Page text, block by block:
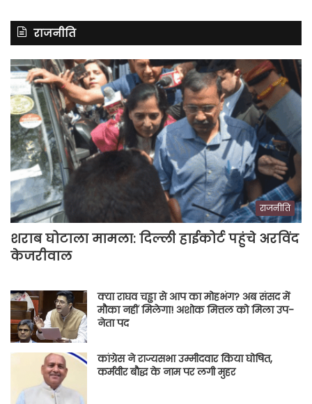
राजनीति
राजनीति
शराब घोटाला मामला: दिल्ली हाईकोर्ट पहुंचे अरविंद
केजरीवाल
क्या राघव चड्ढा से आप का मोहभंग? अब संसद में
मौका नहीं मिलेगा! अशोक मित्तल को मिला उप-
नेता पद
कांग्रेस ने राज्यसभा उम्मीदवार किया घोषित,
कर्मवीर बौद्ध के नाम पर लगी मुहर